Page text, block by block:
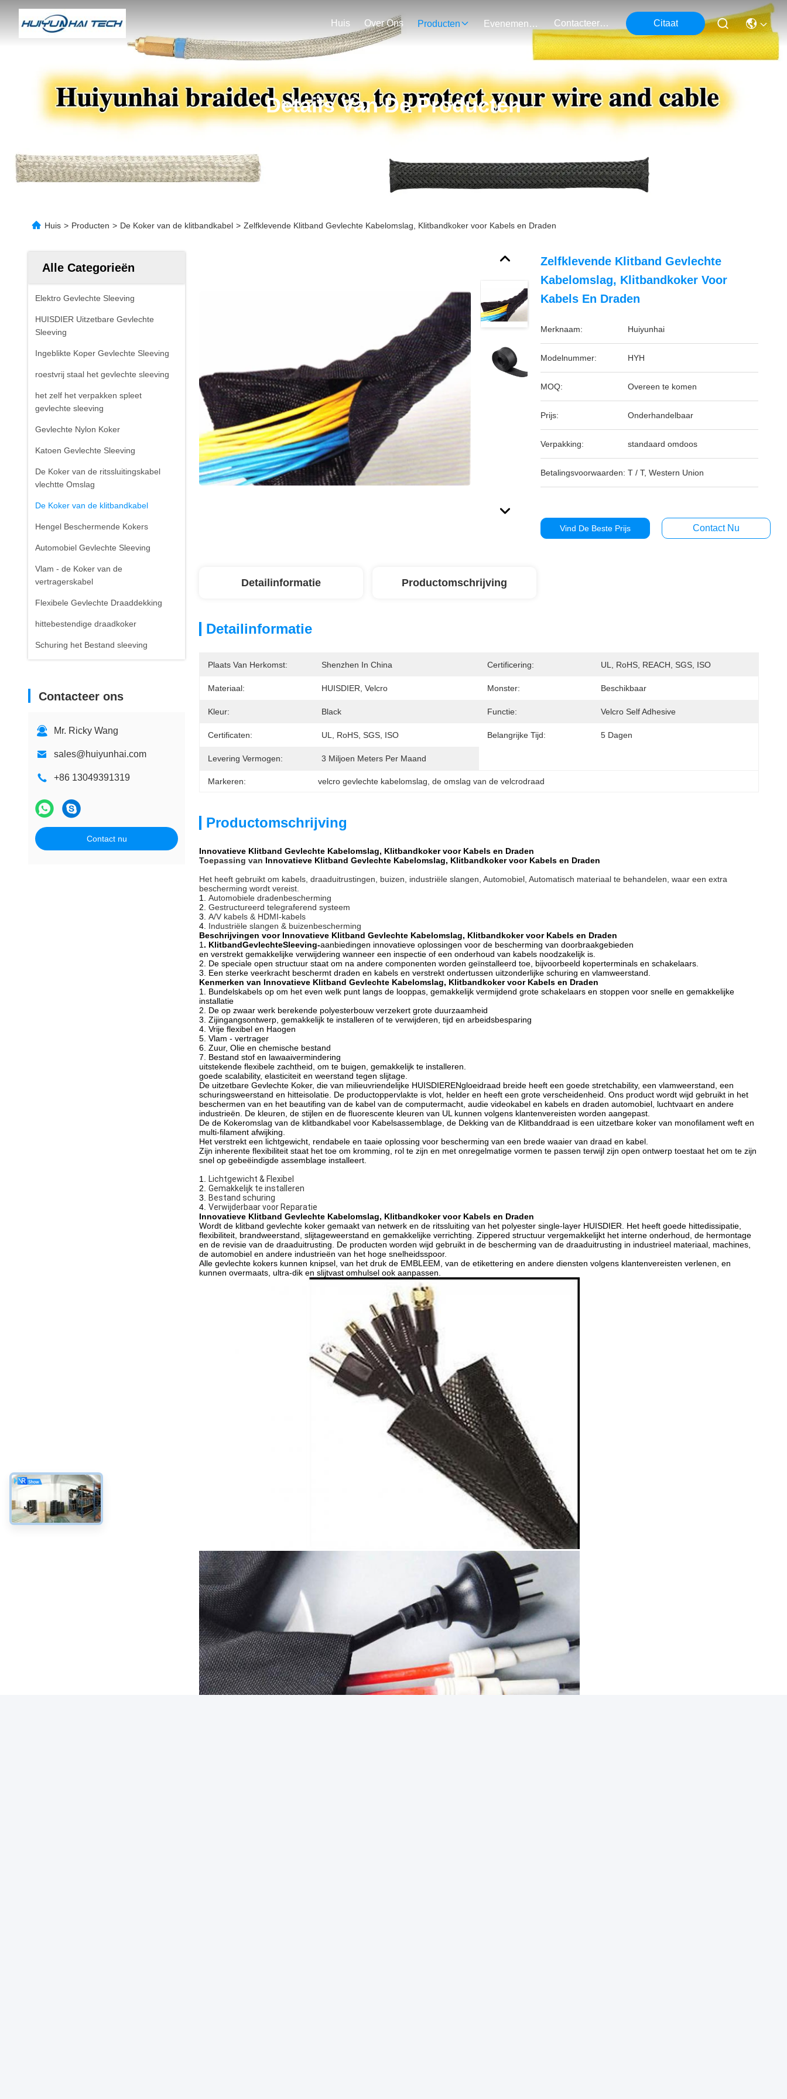
Huis Over Ons Producten Evenementen Contacteer Ons Citaat
Details Van De Producten
Huis > Producten > De Koker van de klitbandkabel > Zelfklevende Klitband Gevlechte Kabelomslag, Klitbandkoker voor Kabels en Draden
Alle Categorieën
Elektro Gevlechte Sleeving
HUISDIER Uitzetbare Gevlechte
Sleeving
Ingeblikte Koper Gevlechte Sleeving
roestvrij staal het gevlechte sleeving
het zelf het verpakken spleet
gevlechte sleeving
Gevlechte Nylon Koker
Katoen Gevlechte Sleeving
De Koker van de ritssluitingskabel
vlechtte Omslag
De Koker van de klitbandkabel
Hengel Beschermende Kokers
Automobiel Gevlechte Sleeving
Vlam - de Koker van de
vertragerskabel
Flexibele Gevlechte Draaddekking
hittebestendige draadkoker
Schuring het Bestand sleeving
Contacteer ons
Mr. Ricky Wang
sales@huiyunhai.com
+86 13049391319
Contact nu
Zelfklevende Klitband Gevlechte
Kabelomslag, Klitbandkoker Voor
Kabels En Draden
Merknaam: Huiyunhai
Modelnummer: HYH
MOQ: Overeen te komen
Prijs: Onderhandelbaar
Verpakking: standaard omdoos
Betalingsvoorwaarden: T / T, Western Union
Vind De Beste Prijs Contact Nu
Detailinformatie Productomschrijving
Detailinformatie
Plaats Van Herkomst: Shenzhen In China Certificering: UL, RoHS, REACH, SGS, ISO
Materiaal: HUISDIER, Velcro Monster: Beschikbaar
Kleur: Black Functie: Velcro Self Adhesive
Certificaten: UL, RoHS, SGS, ISO Belangrijke Tijd: 5 Dagen
Levering Vermogen: 3 Miljoen Meters Per Maand
Markeren: velcro gevlechte kabelomslag , de omslag van de velcrodraad
Productomschrijving
Innovatieve Klitband Gevlechte Kabelomslag, Klitbandkoker voor Kabels en Draden
Toepassing van Innovatieve Klitband Gevlechte Kabelomslag, Klitbandkoker voor Kabels en Draden
Het heeft gebruikt om kabels, draaduitrustingen, buizen, industriële slangen, Automobiel, Automatisch materiaal te behandelen, waar een extra
bescherming wordt vereist.
1. Automobiele dradenbescherming
2. Gestructureerd telegraferend systeem
3. A/V kabels & HDMI-kabels
4. Industriële slangen & buizenbescherming
Beschrijvingen voor Innovatieve Klitband Gevlechte Kabelomslag, Klitbandkoker voor Kabels en Draden
1 . KlitbandGevlechteSleeving-aanbiedingen innovatieve oplossingen voor de bescherming van doorbraakgebieden
en verstrekt gemakkelijke verwijdering wanneer een inspectie of een onderhoud van kabels noodzakelijk is.
2. De speciale open structuur staat om na andere componenten worden geïnstalleerd toe, bijvoorbeeld koperterminals en schakelaars.
3. Een sterke veerkracht beschermt draden en kabels en verstrekt ondertussen uitzonderlijke schuring en vlamweerstand.
Kenmerken van Innovatieve Klitband Gevlechte Kabelomslag, Klitbandkoker voor Kabels en Draden
1. Bundelskabels op om het even welk punt langs de looppas, gemakkelijk vermijdend grote schakelaars en stoppen voor snelle en gemakkelijke
installatie
2. De op zwaar werk berekende polyesterbouw verzekert grote duurzaamheid
3. Zijingangsontwerp, gemakkelijk te installeren of te verwijderen, tijd en arbeidsbesparing
4. Vrije flexibel en Haogen
5. Vlam - vertrager
6. Zuur, Olie en chemische bestand
7. Bestand stof en lawaaivermindering
uitstekende flexibele zachtheid, om te buigen, gemakkelijk te installeren.
goede scalability, elasticiteit en weerstand tegen slijtage.
De uitzetbare Gevlechte Koker, die van milieuvriendelijke HUISDIERENgloeidraad breide heeft een goede stretchability, een vlamweerstand, een
schuringsweerstand en hitteisolatie. De productoppervlakte is vlot, helder en heeft een grote verscheidenheid. Ons product wordt wijd gebruikt in het
beschermen van en het beautifing van de kabel van de computermacht, audie videokabel en kabels en draden automobiel, luchtvaart en andere
industrieën. De kleuren, de stijlen en de fluorescente kleuren van UL kunnen volgens klantenvereisten worden aangepast.
De de Kokeromslag van de klitbandkabel voor Kabelsassemblage, de Dekking van de Klitbanddraad is een uitzetbare koker van monofilament weft en
multi-filament afwijking.
Het verstrekt een lichtgewicht, rendabele en taaie oplossing voor bescherming van een brede waaier van draad en kabel.
Zijn inherente flexibiliteit staat het toe om kromming, rol te zijn en met onregelmatige vormen te passen terwijl zijn open ontwerp toestaat het om te zijn
snel op gebeëindigde assemblage installeert.
1.
Lichtgewicht & Flexibel
2. Gemakkelijk te installeren
3.
Bestand schuring
4. Verwijderbaar voor Reparatie
Innovatieve Klitband Gevlechte Kabelomslag, Klitbandkoker voor Kabels en Draden
Wordt de klitband gevlechte koker gemaakt van netwerk en de ritssluiting van het polyester single-layer HUISDIER. Het heeft goede hittedissipatie,
flexibiliteit, brandweerstand, slijtageweerstand en gemakkelijke verrichting. Zippered structuur vergemakkelijkt het interne onderhoud, de hermontage
en de revisie van de draaduitrusting. De producten worden wijd gebruikt in de bescherming van de draaduitrusting in industrieel materiaal, machines,
de automobiel en andere industrieën van het hoge snelheidsspoor.
Alle gevlechte kokers kunnen knipsel, van het druk de EMBLEEM, van de etikettering en andere diensten volgens klantenvereisten verlenen, en
kunnen overmaats, ultra-dik en slijtvast omhulsel ook aanpassen.